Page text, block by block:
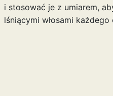
i stosować je z umiarem,
lśniącymi włosami każdego